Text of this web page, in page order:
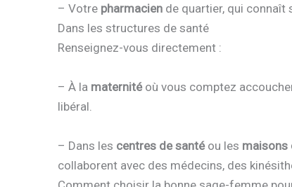
– Votre pharmacien de quartier, qui connaît
Dans les structures de santé
Renseignez-vous directement :
– À la maternitéoù vous comptez
libéral.
– Dans les centres de santéou les maisons
collaborent avec des médecins, des